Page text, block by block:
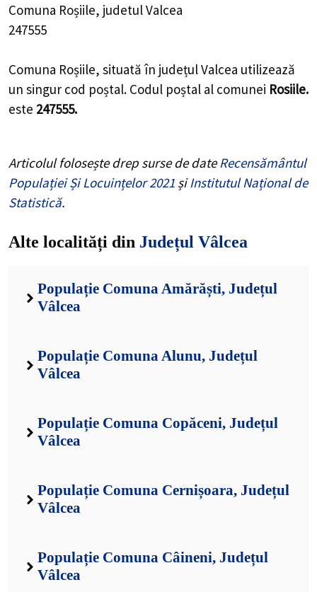
Comuna Roșiile, judetul Valcea
247555
Comuna Roșiile, situată în județul Valcea utilizează
un singur cod poștal. Codul poștal al comunei Rosiile.
este 247555.
Articolul folosește drep surse de dateRecensământul
Populației Și Locuințelor 2021 șiInstitutul Național de
Statistică.
Alte localități din Județul Vâlcea
Populație Comuna Amărăști, Județul
Vâlcea
Populație Comuna Alunu, Județul
Vâlcea
Populație Comuna Copăceni, Județul
Vâlcea
Populație Comuna Cernișoara, Județul
Vâlcea
Populație Comuna Câineni, Județul
Vâlcea